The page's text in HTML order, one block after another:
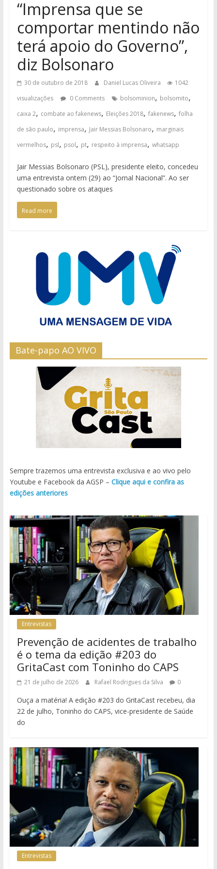
“Imprensa que se
comportar mentindo não
terá apoio do Governo”,
diz Bolsonaro
30 de outubro de 2018 Daniel Lucas Oliveira
1042
visualizações
0 Comments bolsominion, bolsomito,
caixa 2, combate ao fakenews, Eleições 2018, fakenews, folha
de são paulo, imprensa, Jair Messias Bolsonaro, marginais
vermelhos, psl, psol, pt, respeito à imprensa, whatsapp
Jair Messias Bolsonaro (PSL), presidente eleito, concedeu
uma entrevista ontem (29) ao “Jornal Nacional”. Ao ser
questionado sobre os ataques
Read more
Bate-papo AO VIVO
Sempre trazemos uma entrevista exclusiva e ao vivo pelo
Youtube e Facebook da AGSP – Clique aqui e confira as
edições anteriores
Entrevistas
Prevenção de acidentes de trabalho
é o tema da edição #203 do
GritaCast com Toninho do CAPS
21 de julho de 2026 Rafael Rodrigues da Silva 0
Ouça a matéria! A edição #203 do GritaCast recebeu, dia
22 de julho, Toninho do CAPS, vice-presidente de Saúde
do
Entrevistas